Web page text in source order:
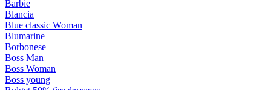
Barbie
Blancia
Blue classic Woman
Blumarine
Borbonese
Boss Man
Boss Woman
Boss young